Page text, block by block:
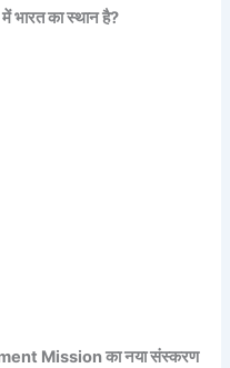
का स्थान है?
Mission का नया संस्करण